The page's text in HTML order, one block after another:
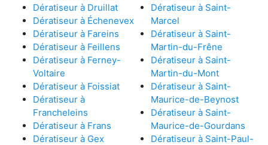
Dératiseur à Druillat
Dératiseur à Échenevex
Dératiseur à Fareins
Dératiseur à Feillens
Dératiseur à Ferney-
Voltaire
Dératiseur à Foissiat
Dératiseur à
Francheleins
Dératiseur à Frans
Dératiseur à Gex
Dératiseur à Saint-
Marcel
Dératiseur à Saint-
Martin-du-Frêne
Dératiseur à Saint-
Martin-du-Mont
Dératiseur à Saint-
Maurice-de-Beynost
Dératiseur à Saint-
Maurice-de-Gourdans
Dératiseur à Saint-Paul-